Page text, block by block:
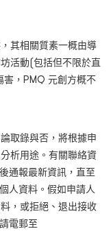
其相關質素一概由導
活動(包括但不限於直
害，PMQ 元創方概不
取錄與否，將根據申
析用途。有關聯絡資
通報最新資訊，直至
人資料。假如申請人
，或拒絕、退出接收
電郵至